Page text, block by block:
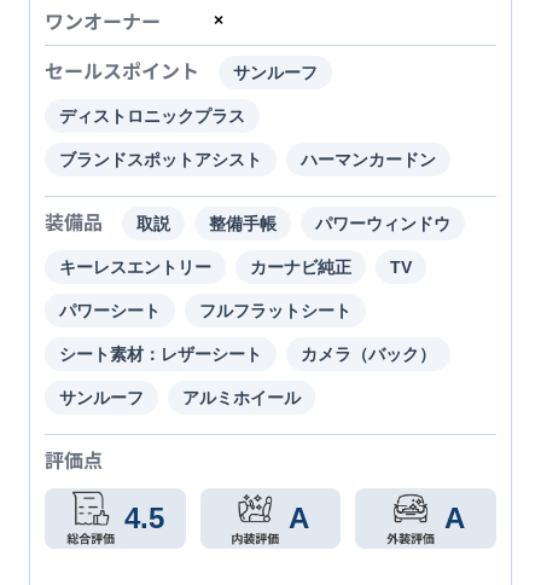
ワンオーナー ×
セールスポイント サンルーフ
ディストロニックプラス
ブランドスポットアシスト ハーマンカードン
装備品 取説 整備手帳 パワーウィンドウ
キーレスエントリー カーナビ純正 TV
パワーシート フルフラットシート
シート素材：レザーシート カメラ（バック）
サンルーフ アルミホイール
評価点
4.5 A A